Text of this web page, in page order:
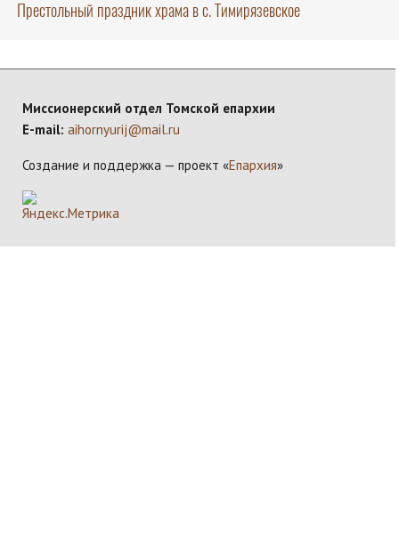
Престольный праздник храма в с. Тимирязевское
Миссионерский отдел Томской епархии
E-mail: aihornyurij@mail.ru
Создание и поддержка — проект «Епархия»